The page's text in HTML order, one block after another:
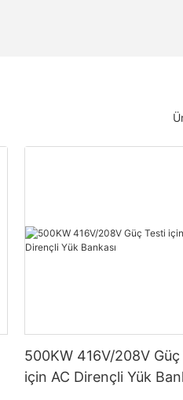
500KW 416V/208V
için AC Dirençli Yük